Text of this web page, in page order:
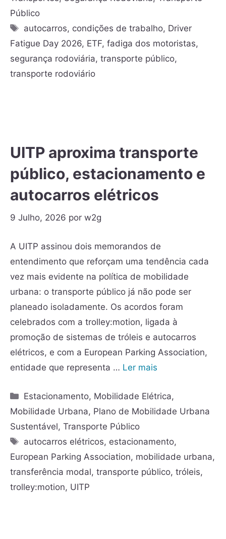
Público
autocarros, condições de trabalho, Driver
Fatigue Day 2026, ETF, fadiga dos motoristas,
segurança rodoviária, transporte público,
transporte rodoviário
UITP aproxima transporte
público, estacionamento e
autocarros elétricos
9 Julho, 2026 por w2g
A UITP assinou dois memorandos de
entendimento que reforçam uma tendência cada
vez mais evidente na política de mobilidade
urbana: o transporte público já não pode ser
planeado isoladamente. Os acordos foram
celebrados com a trolley:motion, ligada à
promoção de sistemas de tróleis e autocarros
elétricos, e com a European Parking Association,
entidade que representa … Ler mais
Estacionamento, Mobilidade Elétrica,
Mobilidade Urbana, Plano de Mobilidade Urbana
Sustentável, Transporte Público
autocarros elétricos, estacionamento,
European Parking Association, mobilidade urbana,
transferência modal, transporte público, tróleis,
trolley:motion, UITP